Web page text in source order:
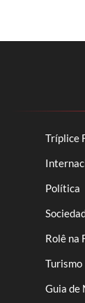
Tríplice
Política
Rolê na
Turismo
Guia de